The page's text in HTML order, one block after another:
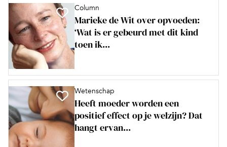
Column
Marieke de Wit over opvoeden:
‘Wat is er gebeurd met dit kind
toen ik...
Wetenschap
Heeft moeder worden een
positief effect op je welzijn? Dat
hangt ervan...